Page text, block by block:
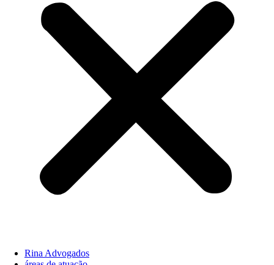
Rina Advogados